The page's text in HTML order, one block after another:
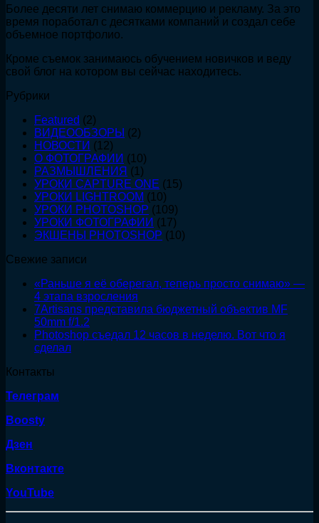
этапа
взросления
50mm
f/1.2
съедал
12
часов
неделю.
Вот
сделал
Более десяти лет снимаю коммерцию и рекламу. За это
время поработал с десятками компаний и создал себе
объемное портфолио.
Кроме съемок занимаюсь обучением новичков и веду
свой блог на котором вы сейчас находитесь.
Рубрики
Featured (2)
ВИДЕООБЗОРЫ (2)
НОВОСТИ (12)
О ФОТОГРАФИИ (10)
РАЗМЫШЛЕНИЯ (1)
УРОКИ CAPTURE ONE (15)
УРОКИ LIGHTROOM (10)
УРОКИ PHOTOSHOP (109)
УРОКИ ФОТОГРАФИИ (17)
ЭКШЕНЫ PHOTOSHOP (10)
Свежие записи
«Раньше я её оберегал, теперь просто снимаю» —
4 этапа взросления
7Artisans представила бюджетный объектив MF
50mm f/1.2
Photoshop съедал 12 часов в неделю. Вот что я
сделал
Контакты
Телеграм
Boosty
Дзен
Вконтакте
YouTube